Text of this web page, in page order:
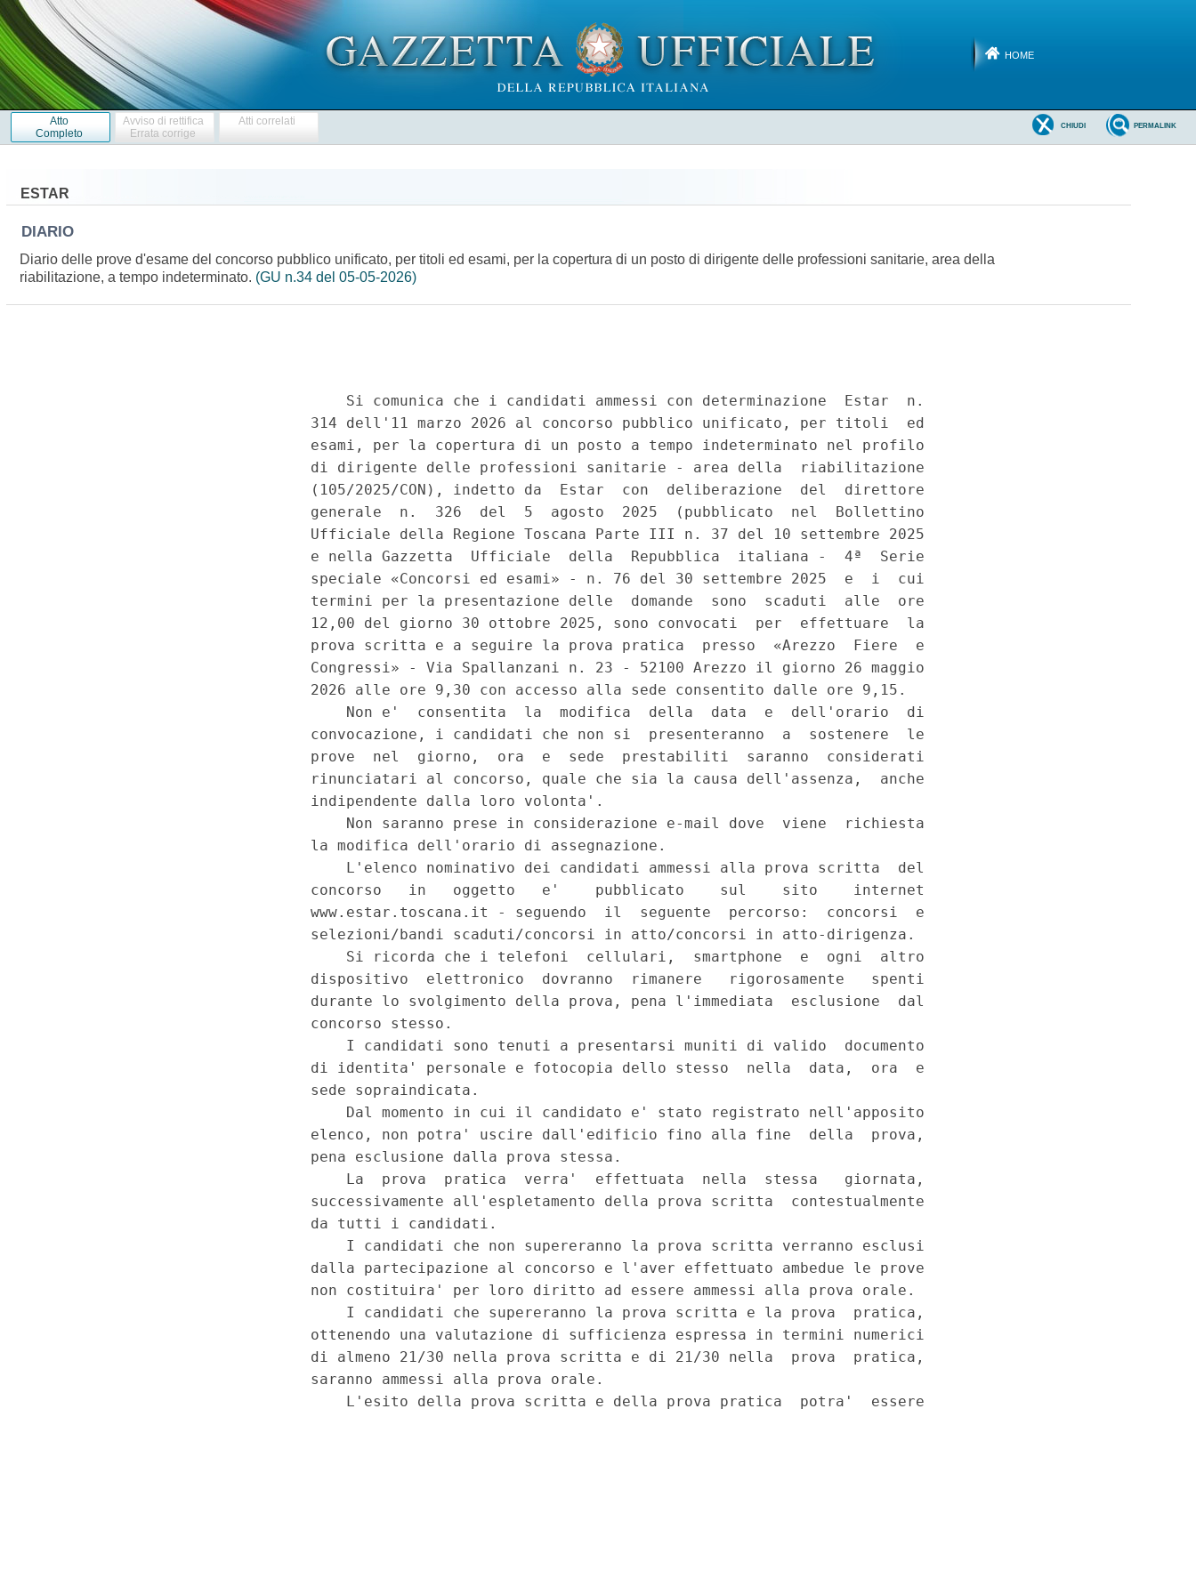
HOME
Atto
Completo
Avviso di rettifica
Errata corrige
Atti correlati PERMALINK
CHIUDI
ESTAR
DIARIO
Diario delle prove d'esame del concorso pubblico unificato, per titoli ed esami, per la copertura di un posto di dirigente delle professioni sanitarie, area della
riabilitazione, a tempo indeterminato. (GU n.34 del 05-05-2026)